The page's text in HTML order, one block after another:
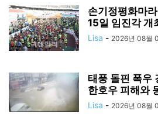
손기정평화마
15일 임진각 개
Lisa - 2026년 08월
태풍 돌핀 폭우
한호우 피해와
Lisa - 2026년 08월